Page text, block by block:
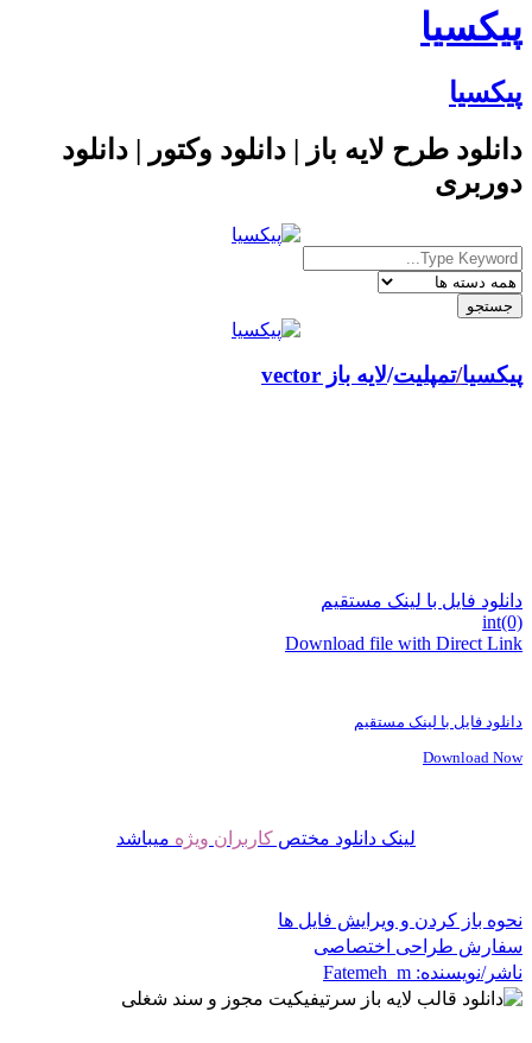
پیکسیا
پیکسیا
دانلود طرح لایه باز | دانلود وکتور | دانلود
دوربری
پیکسیا/ لایه باز vector تمپلیت
دانلود فایل با لینک مستقیم
int(0)
Download file with Direct Link
دانلود فایل با لینک مستقیم
Download Now
لینک دانلود مختص کاربران ویژه میباشد
نحوه باز کردن و ویرایش فایل ها
سفارش طراحی اختصاصی
ناشر/نویسنده: Fatemeh_m